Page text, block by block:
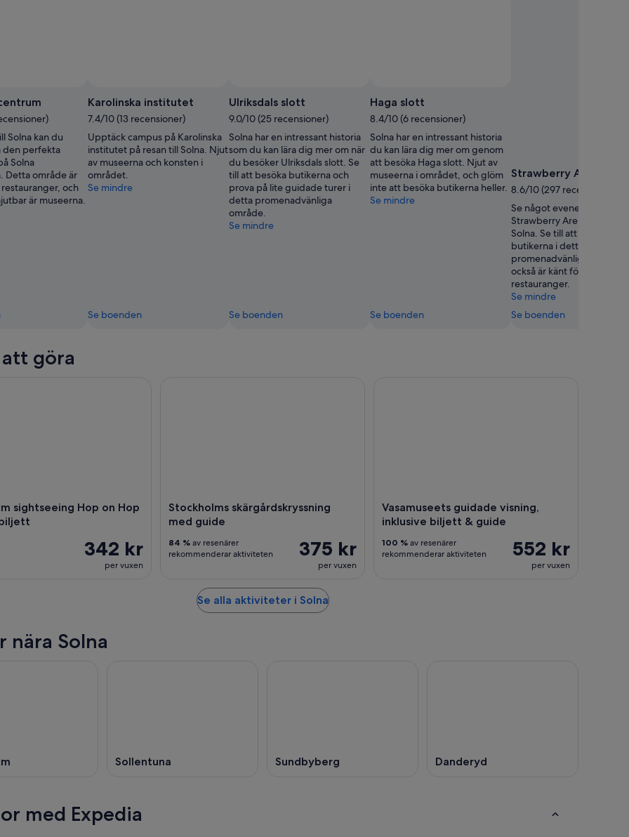
för
fritt
bruk
av
Dominik
Gehl
Solna kan du
den perfekta
Solna
Detta område är
och
är museerna.
Karolinska institutet
7.4/10 (13 recensioner)
Upptäck campus på Karolinska
institutet på resan till Solna. Njut
av museerna och konsten i
området.
Se mindre
Se boenden
för
fritt
bruk
av
Bjorn
Lundberg
Ulriksdals slott
9.0/10 (25 recensioner)
Solna har en intressant historia
som du kan lära dig mer om när
du besöker Ulriksdals slott. Se
till att besöka butikerna och
prova på lite guidade turer i
detta promenadvänliga
område.
Se mindre
Se boenden
Haga slott
8.4/10 (6 recensioner)
Solna har en intressant historia
du kan lära dig mer om genom
att besöka Haga slott. Njut av
museerna i området, och glöm
inte att besöka butikerna heller.
Se mindre
Se boenden
Strawberry Arena
8.6/10 (297 recensioner)
Se något evenemang på
Strawberry Arena medan
Solna. Se till att besöka
butikerna i detta
promenadvänliga område
också är känt för sina
restauranger.
Se mindre
Se boenden
göra
sightseeing Hop on Hop
342 kr
per vuxen
Stockholms skärgårdskryssning
med guide
375 kr
per vuxen
84 % av resenärer
rekommenderar aktiviteten
Vasamuseets guidade visning,
inklusive biljett & guide
552 kr
per vuxen
100 % av resenärer
rekommenderar aktiviteten
Se alla aktiviteter i Solna
nära Solna
Sollentuna Sundbyberg Danderyd
med Expedia